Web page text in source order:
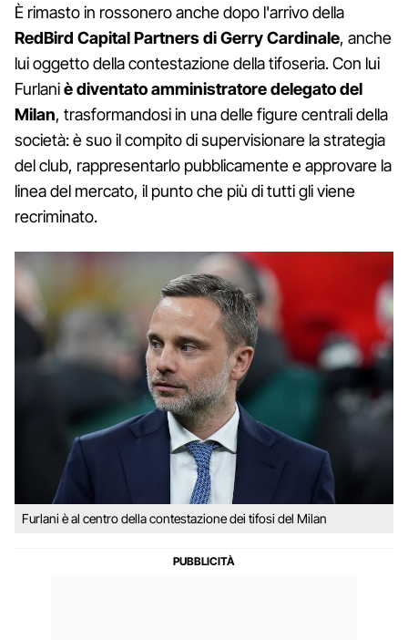
È rimasto in rossonero anche dopo l'arrivo della
RedBird Capital Partners di Gerry Cardinale, anche
lui oggetto della contestazione della tifoseria. Con lui
Furlaniè diventato amministratore delegato del
Milan, trasformandosi in una delle figure centrali della
società: è suo il compito di supervisionare la strategia
del club, rappresentarlo pubblicamente e approvare la
linea del mercato, il punto che più di tutti gli viene
recriminato.
Furlani è al centro della contestazione dei tifosi del Milan